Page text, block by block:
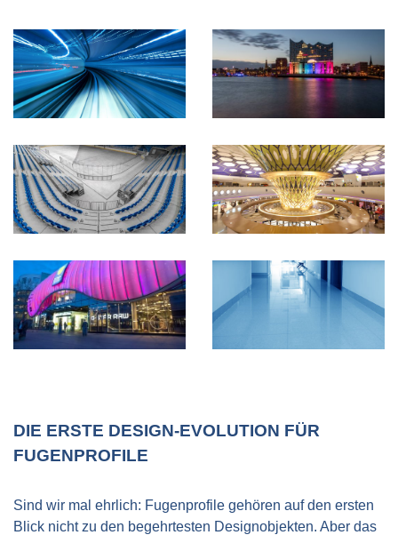
DIE ERSTE DESIGN-EVOLUTION FÜR
FUGENPROFILE
Sind wir mal ehrlich: Fugenprofile gehören auf den ersten
Blick nicht zu den begehrtesten Designobjekten. Aber das